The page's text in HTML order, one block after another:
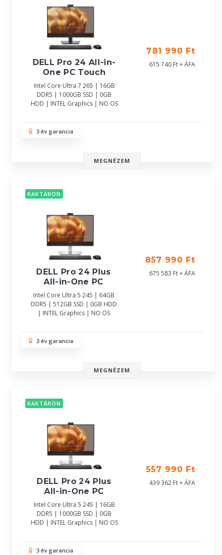
DELL Pro 24 All-in-
One PC Touch
Intel Core Ultra 7 265 | 16GB
DDR5 | 1000GB SSD | 0GB
HDD | INTEL Graphics | NO OS
781 990 Ft
615 740 Ft + ÁFA
3 év garancia
MEGNÉZEM
RAKTÁRON
DELL Pro 24 Plus
All-in-One PC
Intel Core Ultra 5 245 | 64GB
DDR5 | 512GB SSD | 0GB HDD
| INTEL Graphics | NO OS
857 990 Ft
675 583 Ft + ÁFA
3 év garancia
MEGNÉZEM
RAKTÁRON
DELL Pro 24 Plus
All-in-One PC
Intel Core Ultra 5 245 | 16GB
DDR5 | 1000GB SSD | 0GB
HDD | INTEL Graphics | NO OS
557 990 Ft
439 362 Ft + ÁFA
3 év garancia